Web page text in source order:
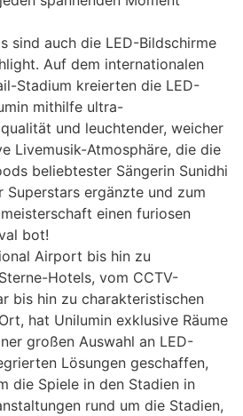
sind auch die LED-Bildschirme
Auf dem internationalen
Stadium kreierten die LED-
mithilfe ultra-
und leuchtender, weicher
Livemusik-Atmosphäre, die die
beliebtester Sängerin Sunidhi
Superstars ergänzte und zum
einen furiosen
bot!
Airport bis hin zu
Hotels, vom CCTV-
bis hin zu charakteristischen
hat Unilumin exklusive Räume
großen Auswahl an LED-
Lösungen geschaffen,
die Spiele in den Stadien in
rund um die Stadien,